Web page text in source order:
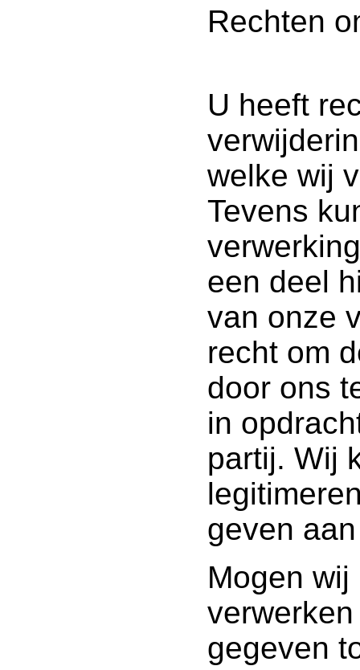
Rechten
U heeft
welke wij
Tevens
een deel
van onze
recht om
door ons
in
partij. Wij
geven
Mogen
gegeven